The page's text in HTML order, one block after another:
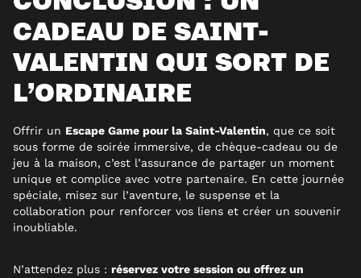
CADEAU DE SAINT-
VALENTIN QUI SORT DE
L’ORDINAIRE
Offrir un Escape Game pour la Saint-Valentin, que ce soit
sous forme de soirée immersive, de chèque-cadeau ou de
jeu à la maison, c’est l’assurance de partager un moment
unique et complice avec votre partenaire. En cette journée
spéciale, misez sur l’aventure, le suspense et la
collaboration pour renforcer vos liens et créer un souvenir
inoubliable.
N’attendez plus : réservez votre session ou offrez un